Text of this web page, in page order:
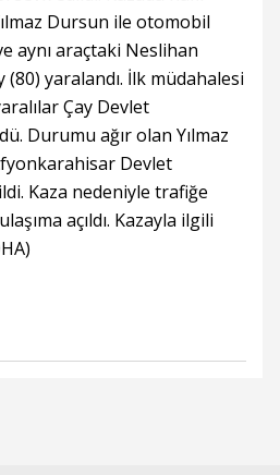
Dursun ile otomobil
aynı araçtaki Neslihan
(80) yaralandı. İlk müdahalesi
Çay Devlet
Durumu ağır olan Yılmaz
Devlet
Kaza nedeniyle trafiğe
açıldı. Kazayla ilgili